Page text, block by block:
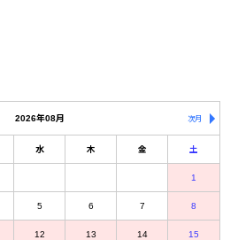
2026年08月 次月
水 木 金 土
1
5 6 7 8
12 13 14 15